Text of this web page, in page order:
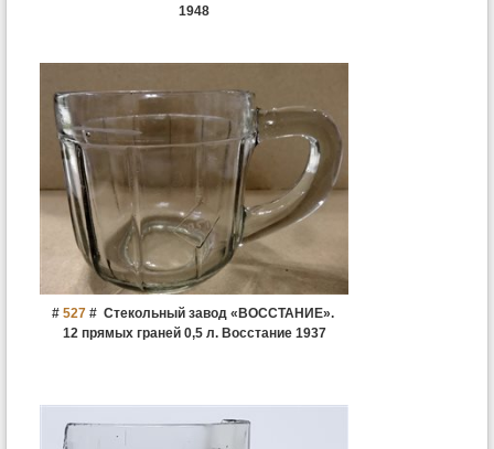
1948
# 527# Стекольный завод «ВОССТАНИЕ».
12 прямых граней 0,5 л. Восстание 1937